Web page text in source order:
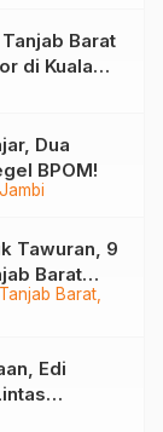
Barat
di Kuala
Jambi
Dua
BPOM!
Tanjab Barat
Tawuran, 9
Barat
Edi